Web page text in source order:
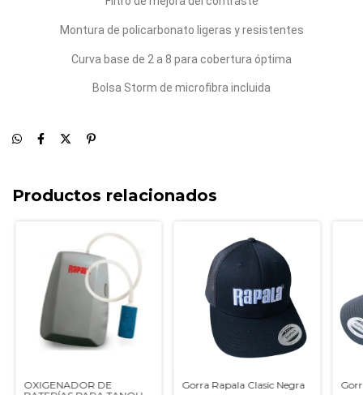
Montura de policarbonato ligeras y resistentes
Curva base de 2 a 8 para cobertura óptima
Bolsa Storm de microfibra incluida
Productos relacionados
OXIGENADOR DE
Gorra Rapala Clasic Negra